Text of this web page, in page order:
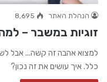
הנהלת האתר 8,695
זוגיות במשבר –
למצוא אהבה זה קשה... אבל
כלל. איך עושים את זה נכון?